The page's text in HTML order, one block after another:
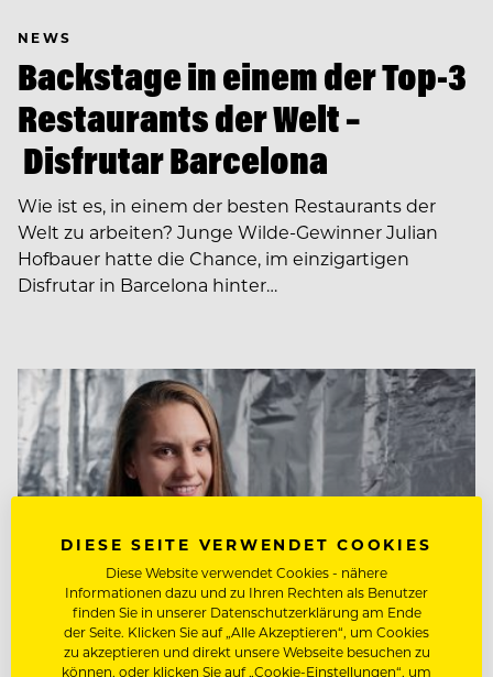
NEWS
Backstage in einem der Top-3
Restaurants der Welt –
Disfrutar Barcelona
Wie ist es, in einem der besten Restaurants der
Welt zu arbeiten? Junge Wilde-Gewinner Julian
Hofbauer hatte die Chance, im einzigartigen
Disfrutar in Barcelona hinter…
DIESE SEITE VERWENDET COOKIES
Diese Website verwendet Cookies - nähere
Informationen dazu und zu Ihren Rechten als Benutzer
finden Sie in unserer Datenschutzerklärung am Ende
der Seite. Klicken Sie auf „Alle Akzeptieren“, um Cookies
zu akzeptieren und direkt unsere Webseite besuchen zu
können, oder klicken Sie auf „Cookie-Einstellungen“, um